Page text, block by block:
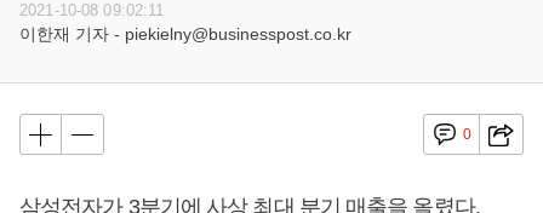
2021-10-08 09:02:11
이한재 기자 - piekielny@businesspost.co.kr
0
삼성전자가 3분기에 사상 최대 분기 매출을 올렸다.